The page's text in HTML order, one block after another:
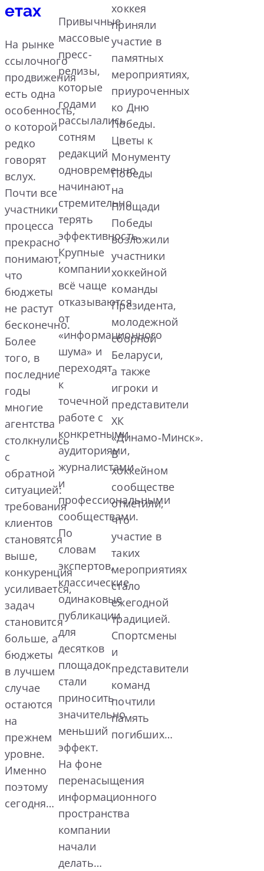
етах
На рынке
ссылочного
продвижения
есть одна
особенность,
о которой
редко
говорят
вслух.
Почти все
участники
процесса
прекрасно
понимают,
что
бюджеты
не растут
бесконечно.
Более
того, в
последние
годы
многие
агентства
столкнулись
с
обратной
ситуацией:
требования
клиентов
становятся
выше,
конкуренция
усиливается,
задач
становится
больше, а
бюджеты
в лучшем
случае
остаются
на
прежнем
уровне.
Именно
поэтому
сегодня…
Привычные
массовые
пресс-
релизы,
которые
годами
рассылались
сотням
редакций
одновременно,
начинают
стремительно
терять
эффективность.
Крупные
компании
всё чаще
отказываются
от
«информационного
шума» и
переходят
к
точечной
работе с
конкретными
аудиториями,
журналистами
и
профессиональными
сообществами.
По
словам
экспертов,
классические
одинаковые
публикации
для
десятков
площадок
стали
приносить
значительно
меньший
эффект.
На фоне
перенасыщения
информационного
пространства
компании
начали
делать…
хоккея
приняли
участие в
памятных
мероприятиях,
приуроченных
ко Дню
Победы.
Цветы к
Монументу
Победы
на
Площади
Победы
возложили
участники
хоккейной
команды
Президента,
молодежной
сборной
Беларуси,
а также
игроки и
представители
ХК
«Динамо‑Минск».
В
хоккейном
сообществе
отметили,
что
участие в
таких
мероприятиях
стало
ежегодной
традицией.
Спортсмены
и
представители
команд
почтили
память
погибших…